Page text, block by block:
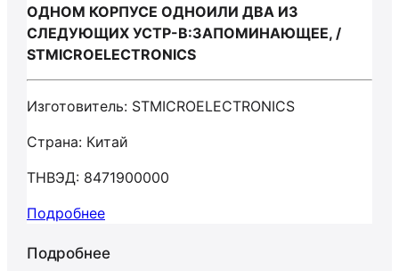
ОДНОМ КОРПУСЕ ОДНОИЛИ ДВА ИЗ
СЛЕДУЮЩИХ УСТР-В:ЗАПОМИНАЮЩЕЕ, /
STMICROELECTRONICS
Изготовитель: STMICROELECTRONICS
Страна: Китай
ТНВЭД: 8471900000
Подробнее
Подробнее